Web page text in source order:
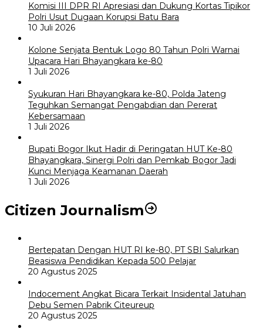
Komisi III DPR RI Apresiasi dan Dukung Kortas Tipikor
Polri Usut Dugaan Korupsi Batu Bara
10 Juli 2026
Kolone Senjata Bentuk Logo 80 Tahun Polri Warnai
Upacara Hari Bhayangkara ke-80
1 Juli 2026
Syukuran Hari Bhayangkara ke-80, Polda Jateng
Teguhkan Semangat Pengabdian dan Pererat
Kebersamaan
1 Juli 2026
Bupati Bogor Ikut Hadir di Peringatan HUT Ke-80
Bhayangkara, Sinergi Polri dan Pemkab Bogor Jadi
Kunci Menjaga Keamanan Daerah
1 Juli 2026
Citizen Journalism
Bertepatan Dengan HUT RI ke-80, PT SBI Salurkan
Beasiswa Pendidikan Kepada 500 Pelajar
20 Agustus 2025
Indocement Angkat Bicara Terkait Insidental Jatuhan
Debu Semen Pabrik Citeureup
20 Agustus 2025